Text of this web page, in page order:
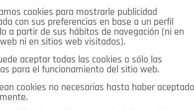
OPINIÓN IN SALUD 🔴 EN DIRECTO
MIS ANUNCIOS
cookies para mostrarle publicidad
con sus preferencias en base a un perfil
a partir de sus hábitos de navegación (ni en
ni en sitios web visitados).
aceptar todas las cookies o sólo las
para el funcionamiento del sitio web.
cookies no necesarias hasta haber aceptado